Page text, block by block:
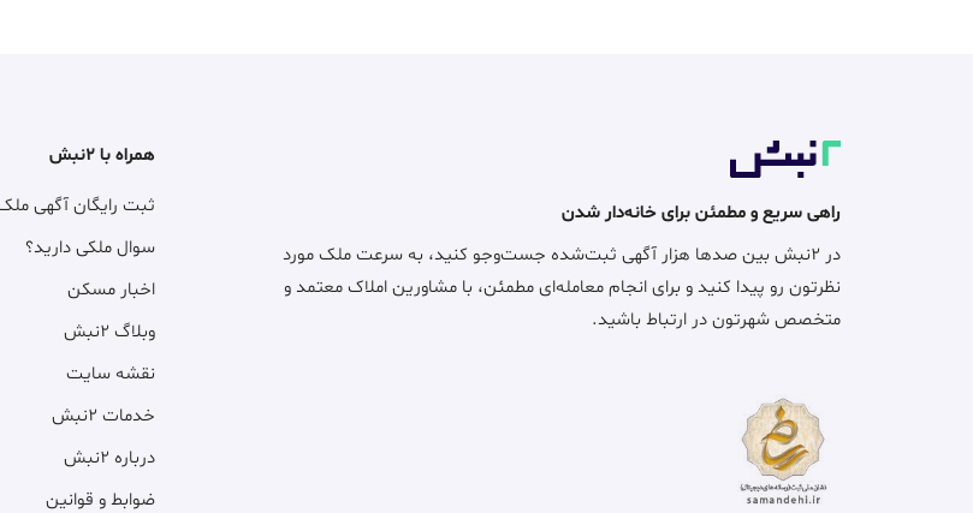
راهی سریع و مطمئن برای خانه‌دار شدن
در ۲نبش بین صدها هزار آگهی ثبت‌شده جست‌وجو کنید، به سرعت ملک مورد
نظرتون رو پیدا کنید و برای انجام معامله‌ای مطمئن، با مشاورین املاک معتمد و
متخصص شهرتون در ارتباط باشید.
همراه با ۲نبش
ثبت رایگان آگهی
سوال ملکی دارید؟
اخبار مسکن
وبلاگ ۲نبش
نقشه سایت
خدمات ۲نبش
درباره ۲نبش
ضوابط و قوانین